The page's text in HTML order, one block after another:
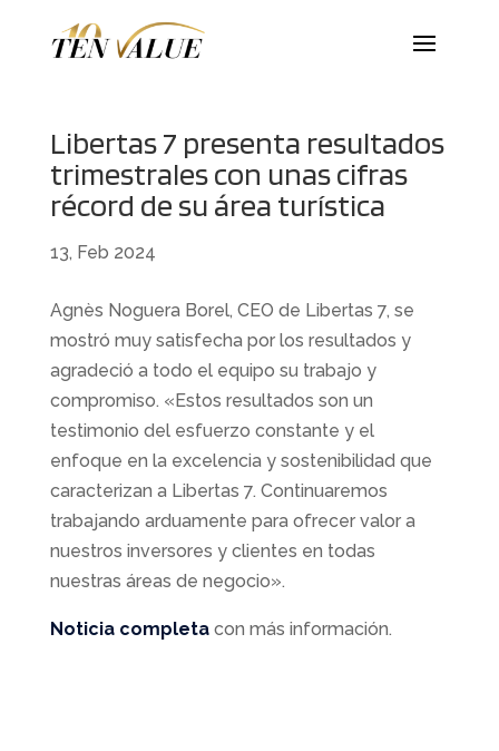
Libertas 7 presenta resultados
trimestrales con unas cifras
récord de su área turística
13, Feb 2024
Agnès Noguera Borel, CEO de Libertas 7, se
mostró muy satisfecha por los resultados y
agradeció a todo el equipo su trabajo y
compromiso. «Estos resultados son un
testimonio del esfuerzo constante y el
enfoque en la excelencia y sostenibilidad que
caracterizan a Libertas 7. Continuaremos
trabajando arduamente para ofrecer valor a
nuestros inversores y clientes en todas
nuestras áreas de negocio».
Noticia completacon más información.